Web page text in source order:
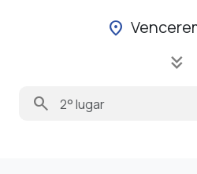
location_on
keyboard_double_arrow_down
search